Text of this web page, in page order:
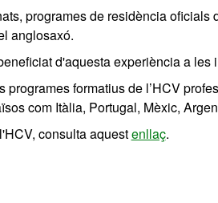
programes de residència oficials
anglosaxó.
d'aquesta experiència a les
formatius de l’HCV
com Itàlia, Portugal, Mèxic,
consulta aquestenllaç.